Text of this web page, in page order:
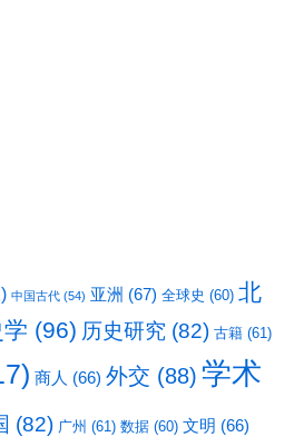
中国古代 (54) 亚洲 (67) 全球史 (60) 北
(96) 历史研究 (82) 古籍 (61)
商人 (66) 外交 (88) 学术
(82) 广州 (61) 数据 (60) 文明 (66)